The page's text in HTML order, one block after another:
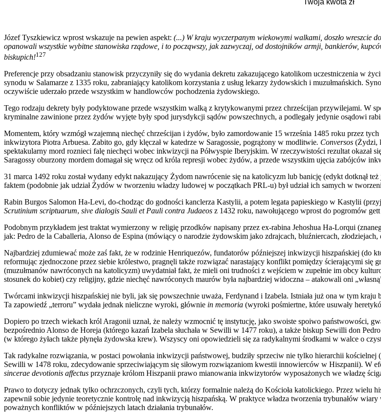
Józef Tyszkiewicz wprost wskazuje na pewien aspekt: (...) W kraju wyczerpanym wiekowymi walkami, doszło wreszcie
opanowali wszystkie wybitne stanowiska rządowe, i to począwszy, jak zazwyczaj, od dostojników armji, bankierów,
biskupich!127
Preferencje przy obsadzaniu stanowisk przyczyniły się do wydania dekretu zakazującego katolikom uczestniczenia w
synodu w Salamarze z 1335 roku, zabraniający katolikom korzystania z usług lekarzy żydowskich i muzułmańskich.
oczywiście uderzało przede wszystkim w handlowców pochodzenia żydowskiego.
Tego rodzaju dekrety były podyktowane przede wszystkim walką z krytykowanymi przez chrześcijan przywilejami. W
kryminalne zawinione przez żydów wyjęte były spod jurysdykcji sądów powszechnych, a podlegały jedynie osądowi
Momentem, który wzmógł wzajemną niechęć chrześcijan i żydów, było zamordowanie 15 września 1485 roku przez
inkwizytora Piotra Arbuesa. Zabito go, gdy klęczał w katedrze w Saragossie, pogrążony w modlitwie. Conversos (Żydzi,
spektakularny mord roznieci falę niechęci wobec inkwizycji na Półwyspie Iberyjskim. W rzeczywistości rezultat okazał
Saragossy oburzony mordem domagał się wręcz od króla represji wobec żydów, a przede wszystkim ujęcia zabójców
31 marca 1492 roku został wydany edykt nakazujący Żydom nawrócenie się na katolicyzm lub banicję (edykt dotknął
faktem (podobnie jak udział Żydów w tworzeniu władzy ludowej w początkach PRL-u) był udział ich samych w
Rabin Burgos Salomon Ha-Levi, do-chodząc do godności kanclerza Kastylii, a potem legata papieskiego w Kastylii
Scrutinium scriptuarum, sive dialogis Sauli et Pauli contra Judaeos z 1432 roku, nawołującego wprost do pogromów
Podobnym przykładem jest traktat wymierzony w religię przodków napisany przez ex-rabina Jehoshua Ha-Lorqui
jak: Pedro de la Caballeria, Alonso de Espina (mówiący o narodzie żydowskim jako zdrajcach, bluźniercach,
Najbardziej zdumiewać może zaś fakt, że w rodzinie Henriquezów, fundatorów późniejszej inkwizycji hiszpańskiej (do
reformując zjednoczone przez siebie królestwo, pragnęli także rozwiązać narastający konflikt pomiędzy ścierającymi
(muzułmanów nawróconych na katolicyzm) uwydatniał fakt, że mieli oni trudności z wejściem w zupełnie im obcy
stosunek do kobiet) czy religijny, gdzie niechęć nawróconych maurów była najbardziej widoczna – atakowali oni
Twórcami inkwizycji hiszpańskiej nie byli, jak się powszechnie uważa, Ferdynand i Izabela. Istniała już ona w tym
Ta zapowiedź „terroru” wydała jednak nieliczne wyroki, głównie in memoria (wyroki pośmiertne, które usuwały
Dopiero po trzech wiekach król Aragonii uznał, że należy wzmocnić tę instytucję, jako swoiste spoiwo państwowości,
bezpośrednio Alonso de Horeja (którego kazań Izabela słuchała w Sewilli w 1477 roku), a także biskup Sewilli don
(w którego żyłach także płynęła żydowska krew). Wszyscy oni opowiedzieli się za radykalnymi środkami w walce o
Tak radykalne rozwiązania, w postaci powołania inkwizycji państwowej, budziły sprzeciw nie tylko hierarchii
Sewilli w 1478 roku, zdecydowanie sprzeciwiającym się siłowym rozwiązaniom kwestii innowierców w Hiszpanii). W
sincerae devotionis affectus przyznaje królom Hiszpanii prawo mianowania inkwizytorów wyposażonych we władzę
Prawo to dotyczy jednak tylko ochrzczonych, czyli tych, którzy formalnie należą do Kościoła katolickiego. Przez wielu
zapewnił sobie jedynie teoretycznie kontrolę nad inkwizycją hiszpańską. W praktyce władza tworzenia trybunałów wiary
poważnych konfliktów w późniejszych latach działania trybunałów.